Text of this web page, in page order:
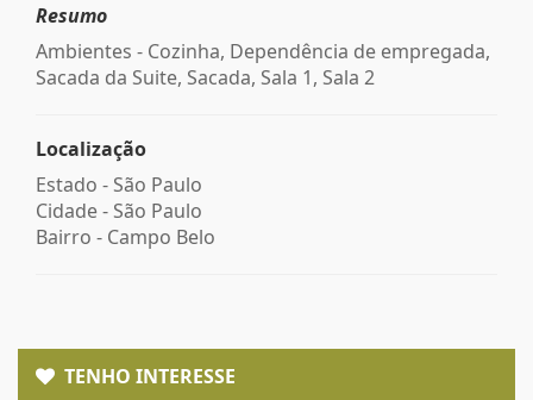
Resumo
Ambientes - Cozinha, Dependência de empregada,
Sacada da Suite, Sacada, Sala 1, Sala 2
Localização
Estado - São Paulo
Cidade - São Paulo
Bairro - Campo Belo
TENHO INTERESSE